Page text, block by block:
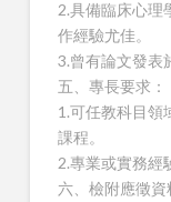
2.具備臨床心理
作經驗尤佳。
3.曾有論文發表
五、專長要求：
1.可任教科目領
課程。
2.專業或實務經
六、檢附應徵資